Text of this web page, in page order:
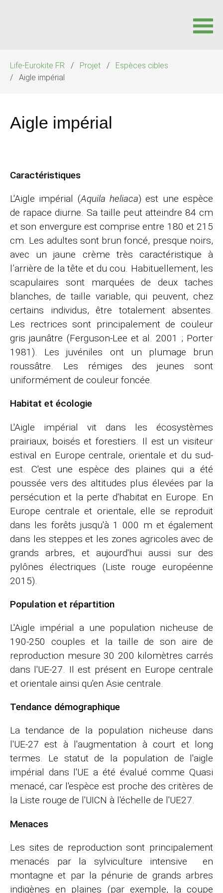
contenu
Life-Eurokite FR Projet
Espèces cibles
Aigle impérial
Aigle impérial
Caractéristiques
L'Aigle impérial (Aquila heliaca) est une espèce
de rapace diurne. Sa taille peut atteindre 84 cm
et son envergure est comprise entre 180 et 215
cm. Les adultes sont brun foncé, presque noirs,
avec un jaune crème très caractéristique à
l’arrière de la tête et du cou. Habituellement, les
scapulaires sont marquées de deux taches
blanches, de taille variable, qui peuvent, chez
certains individus, être totalement absentes.
Les rectrices sont principalement de couleur
gris jaunâtre (Ferguson-Lee et al. 2001 ; Porter
1981). Les juvéniles ont un plumage brun
roussâtre. Les rémiges des jeunes sont
uniformément de couleur foncée.
Habitat et écologie
L'Aigle impérial vit dans les écosystèmes
prairiaux, boisés et forestiers. Il est un visiteur
estival en Europe centrale, orientale et du sud-
est. C'est une espèce des plaines qui a été
poussée vers des altitudes plus élevées par la
persécution et la perte d'habitat en Europe. En
Europe centrale et orientale, elle se reproduit
dans les forêts jusqu'à 1 000 m et également
dans les steppes et les zones agricoles avec de
grands arbres, et aujourd'hui aussi sur des
pylônes électriques (Liste rouge européenne
2015).
Population et répartition
L'Aigle impérial a une population nicheuse de
190-250 couples et la taille de son aire de
reproduction mesure 30 200 kilomètres carrés
dans l'UE-27. Il est présent en Europe centrale
et orientale ainsi qu'en Asie centrale.
Tendance démographique
La tendance de la population nicheuse dans
l'UE-27 est à l'augmentation à court et long
termes. Le statut de la population de l'aigle
impérial dans l'UE a été évalué comme Quasi
menacé, car l'espèce est proche des critères de
la Liste rouge de l'UICN à l'échelle de l'UE27.
Menaces
Les sites de reproduction sont principalement
menacés par la sylviculture intensive en
montagne et par la pénurie de grands arbres
indigènes en plaines (par exemple, la coupe